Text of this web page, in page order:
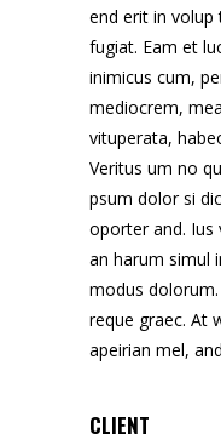
end erit in volup
fugiat. Eam et
inimicus cum,
mediocrem,
vituperata,
Veritus um no
psum dolor si
oporter and. Ius
an harum simul
modus
reque graec. At
apeirian mel,
CLIENT